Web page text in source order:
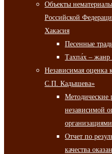
Объекты
Российской
Хакасия
Песенные
Тахпа́х – жанр
Независимая
С.П. Кадышева»
Методические
независимой
Отчет по
качества